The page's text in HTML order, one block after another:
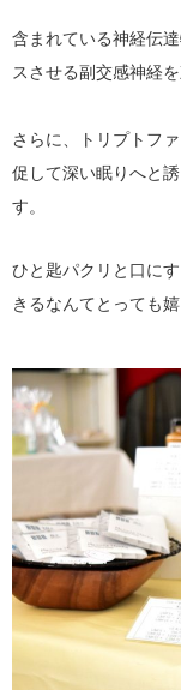
含まれている神経伝
スさせる副交感神経
さらに、トリプトフ
促して深い眠りへと
す。
ひと匙パクリと口に
きるなんてとっても嬉